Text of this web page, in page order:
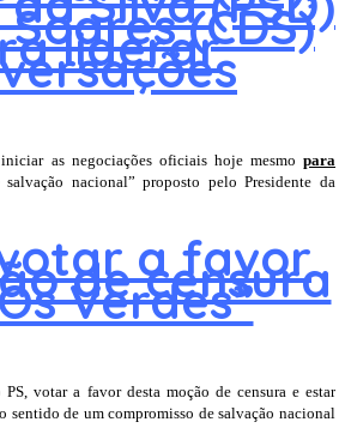
(CDS)
liderar
as negociações oficiais hoje mesmo para
salvação nacional” proposto pelo Presidente da
a favor
de censura
Verdes”
votar a favor desta moção de censura e estar
de um compromisso de salvação nacional